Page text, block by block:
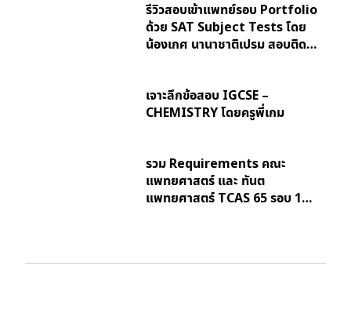
รีวิวสอบเข้าแพทย์รอบ Portfolio
ด้วย SAT Subject Tests โดย
น้องเกศ นานาชาติเปรม สอบติด…
เจาะลึกข้อสอบ IGCSE –
CHEMISTRY โดยครูพี่เกม
รวม Requirements คณะ
แพทยศาสตร์ และ ทันต
แพทยศาสตร์ TCAS 65 รอบ 1…